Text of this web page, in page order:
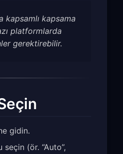
kapsamlı kapsama
platformlarda
gerektirebilir.
gidin.
(ör. “Auto”,